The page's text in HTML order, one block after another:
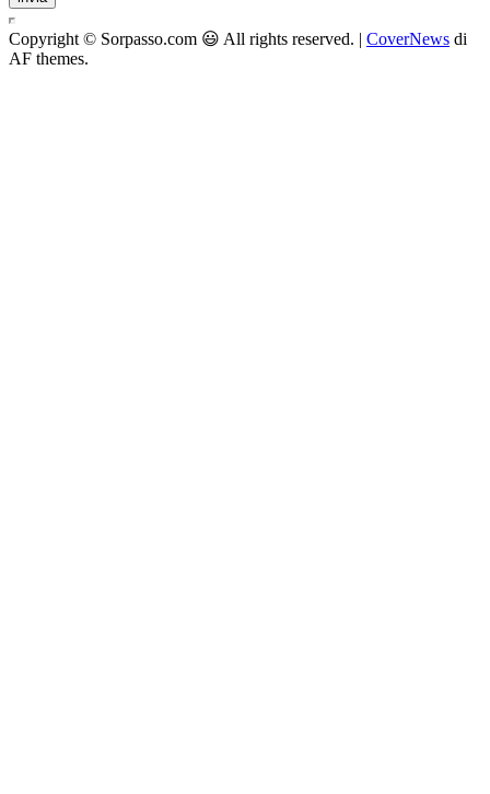
Copyright © Sorpasso.com 😃 All rights reserved. | CoverNews di
AF themes.